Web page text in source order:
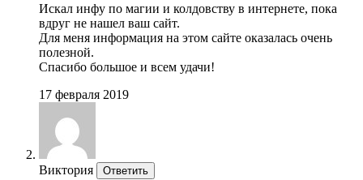
Искал инфу по магии и колдовству в интернете, пока
вдруг не нашел ваш сайт.
Для меня информация на этом сайте оказалась очень
полезной.
Спасибо большое и всем удачи!
17 февраля 2019
Виктория Ответить